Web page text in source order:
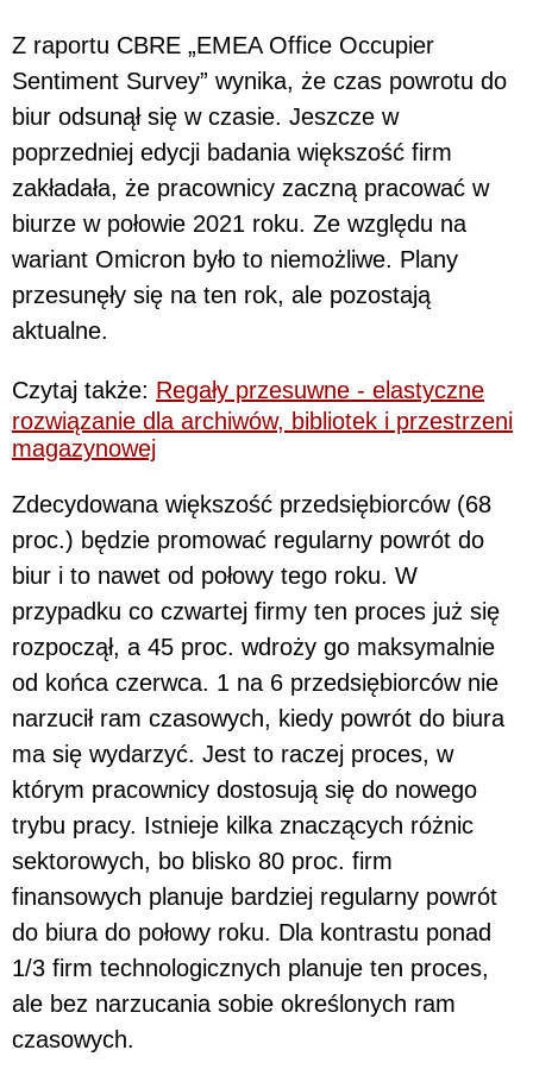
Z raportu CBRE „EMEA Office Occupier
Sentiment Survey” wynika, że czas powrotu do
biur odsunął się w czasie. Jeszcze w
poprzedniej edycji badania większość firm
zakładała, że pracownicy zaczną pracować w
biurze w połowie 2021 roku. Ze względu na
wariant Omicron było to niemożliwe. Plany
przesunęły się na ten rok, ale pozostają
aktualne.
Czytaj także: Regały przesuwne - elastyczne
rozwiązanie dla archiwów, bibliotek i przestrzeni
magazynowej
Zdecydowana większość przedsiębiorców (68
proc.) będzie promować regularny powrót do
biur i to nawet od połowy tego roku. W
przypadku co czwartej firmy ten proces już się
rozpoczął, a 45 proc. wdroży go maksymalnie
od końca czerwca. 1 na 6 przedsiębiorców nie
narzucił ram czasowych, kiedy powrót do biura
ma się wydarzyć. Jest to raczej proces, w
którym pracownicy dostosują się do nowego
trybu pracy. Istnieje kilka znaczących różnic
sektorowych, bo blisko 80 proc. firm
finansowych planuje bardziej regularny powrót
do biura do połowy roku. Dla kontrastu ponad
1/3 firm technologicznych planuje ten proces,
ale bez narzucania sobie określonych ram
czasowych.